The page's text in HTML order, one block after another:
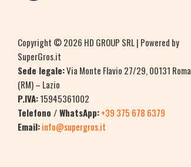
Copyright © 2026 HD GROUP SRL | Powered by
SuperGros.it
Sede legale:Via Monte Flavio 27/29, 00131 Roma
(RM) – Lazio
P.IVA:15945361002
Telefono / WhatsApp:+39 375 678 6379
Email:info@supergros.it